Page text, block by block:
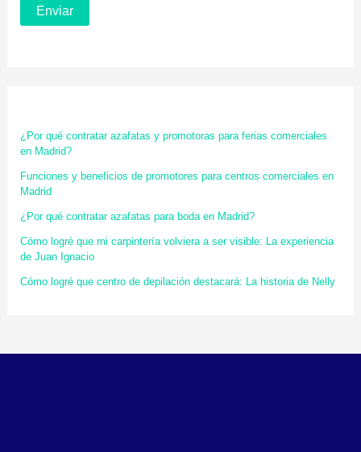
¿Por qué contratar azafatas y promotoras para ferias comerciales
en Madrid?
Funciones y beneficios de promotores para centros comerciales en
Madrid
¿Por qué contratar azafatas para boda en Madrid?
Cómo logré que mi carpintería volviera a ser visible: La experiencia
de Juan Ignacio
Cómo logré que centro de depilación destacará: La historia de Nelly